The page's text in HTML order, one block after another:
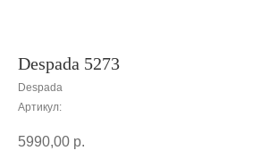
Despada 5273
Despada
Артикул:
5990,00 р.